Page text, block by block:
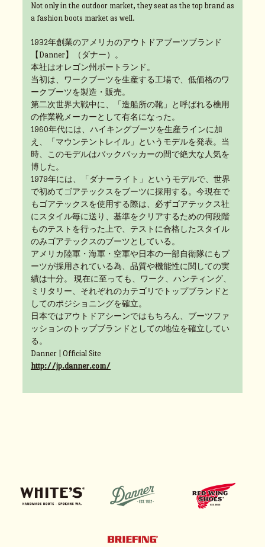
Not only in the outdoor market, they seat as the top brand as
a fashion boots market as well.
1932年創業のアメリカのアウトドアブーツブランド
【Danner】（ダナー）。
本社はオレゴン州ポートランド。
当初は、ワークブーツを生産する工場で、低価格のワ
ークブーツを製造・販売。
第二次世界大戦中に、「造船所の靴」と呼ばれる樵用
の作業靴メーカーとして有名になった。
1960年代には、ハイキングブーツを生産ラインに加
え、「マウンテントレイル」というモデルを発表。当
時、このモデルはバックパッカーの間で絶大な人気を
博した。
1979年には、「ダナーライト」というモデルで、世界
で初めてゴアテックスをブーツに採用する。今現在で
もゴアテックスを使用する際は、必ずゴアテックス社
にスタイル毎に送り、基準をクリアするための何段階
ものテストを行った上で、テストに合格したスタイル
のみゴアテックスのブーツとしている。
アメリカ陸軍・海軍・空軍や日本の一部自衛隊にもブ
ーツが採用されている為、品質や機能性に関しての実
績は十分。 現在に至っても、ワーク、ハンティング、
ミリタリー、それぞれのカテゴリでトップブランドと
してのポジショニングを確立。
日本ではアウトドアシーンではもちろん、ブーツファ
ッションのトップブランドとしての地位を確立してい
る。
Danner | Official Site
http://jp.danner.com/